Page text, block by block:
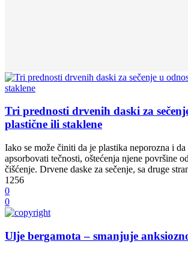
Tri prednosti drvenih daski za
plastične ili staklene
Iako se može činiti da je plastika neporozna i da
apsorbovati tečnosti, oštećenja njene površine
čišćenje. Drvene daske za sečenje, sa druge
1256
0
0
Ulje bergamota – smanjuje